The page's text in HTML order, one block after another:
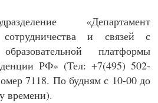
«Департамент
сотрудничества и связей с
платформы
РФ» (Тел: +7(495) 502-
7118. По будням с 10-00 до
времени).